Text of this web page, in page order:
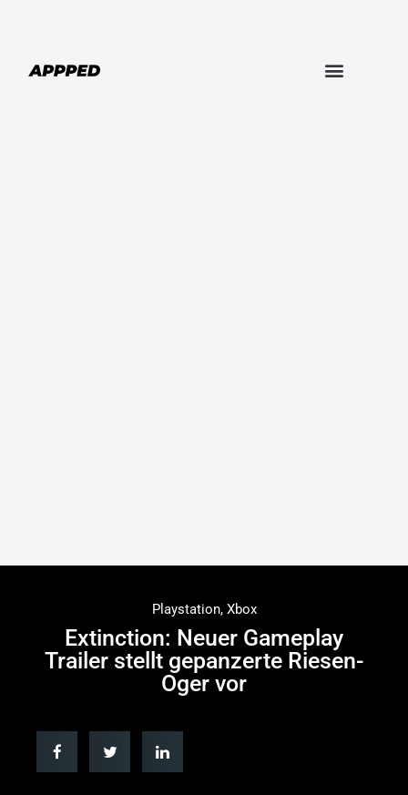
Playstation, Xbox
Extinction: Neuer Gameplay
Trailer stellt gepanzerte Riesen-
Oger vor